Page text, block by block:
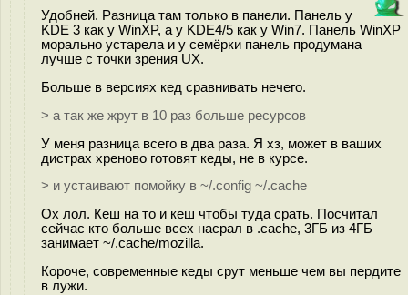
Удобней. Разница там только в панели. Панель у
KDE 3 как у WinXP, а у KDE4/5 как у Win7. Панель WinXP
морально устарела и у семёрки панель продумана
лучше с точки зрения UX.
Больше в версиях кед сравнивать нечего.
> а так же жрут в 10 раз больше ресурсов
У меня разница всего в два раза. Я хз, может в ваших
дистрах хреново готовят кеды, не в курсе.
> и устаивают помойку в ~/.config ~/.cache
Ох лoл. Кеш на то и кеш чтобы туда cpать. Посчитал
сейчас кто больше всех нacpaл в .cache, 3ГБ из 4ГБ
занимает ~/.cache/mozilla.
Короче, современные кеды срут меньше чем вы пepдитe
в лужи.